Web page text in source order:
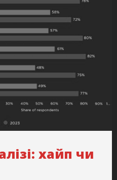
хайп чи